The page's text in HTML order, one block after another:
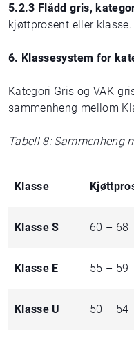
5.2.3 Flådd gris,
kjøttprosent eller
6. Klassesystem for
Kategori Gris og VAK-
sammenheng mellom
Tabell 8: Sammenheng
Klasse
Klasse S 60 – 68
Klasse E 55 – 59
Klasse U 50 – 54